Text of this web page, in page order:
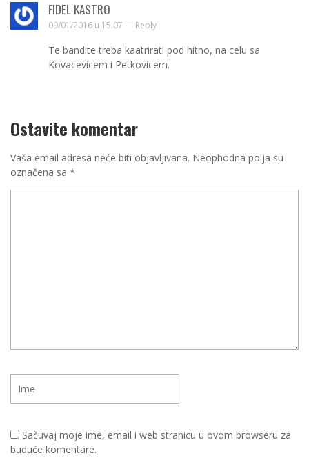
FIDEL KASTRO
09/01/2016 u 15:07 — Reply
Te bandite treba kaatrirati pod hitno, na celu sa
Kovacevicem i Petkovicem.
Ostavite komentar
Vaša email adresa neće biti objavljivana. Neophodna polja su
označena sa *
Sačuvaj moje ime, email i web stranicu u ovom browseru za
buduće komentare.